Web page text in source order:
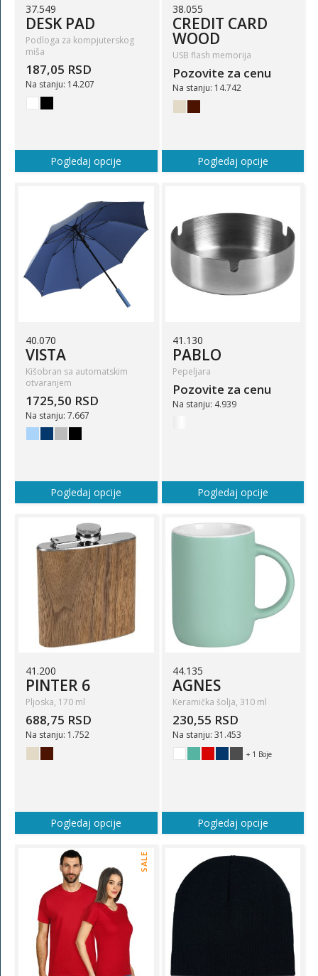
37.549
DESK PAD
Podloga za kompjuterskog
miša
187,05 RSD
Na stanju: 14.207
Pogledaj opcije
38.055
CREDIT CARD
WOOD
USB flash memorija
Pozovite za cenu
Na stanju: 14.742
Pogledaj opcije
40.070
VISTA
Kišobran sa automatskim
otvaranjem
1725,50 RSD
Na stanju: 7.667
Pogledaj opcije
41.130
PABLO
Pepeljara
Pozovite za cenu
Na stanju: 4.939
Pogledaj opcije
41.200
PINTER 6
Pljoska, 170 ml
688,75 RSD
Na stanju: 1.752
Pogledaj opcije
44.135
AGNES
Keramička šolja, 310 ml
230,55 RSD
Na stanju: 31.453
+ 1 Boje
Pogledaj opcije
SALE